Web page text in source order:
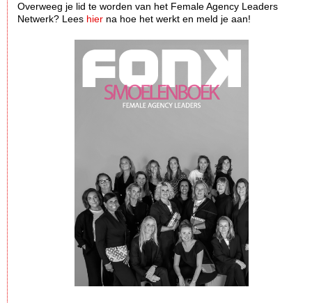
Overweeg je lid te worden van het Female Agency Leaders
Netwerk? Lees hier na hoe het werkt en meld je aan!